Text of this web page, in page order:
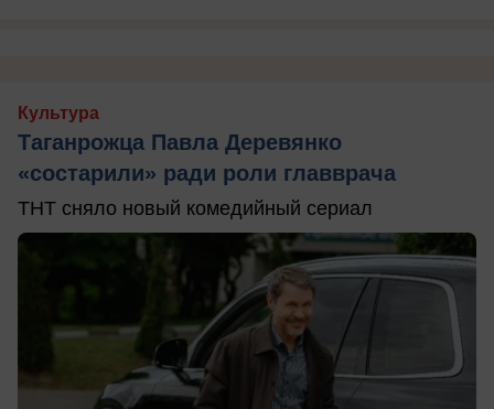
Культура
Таганрожца Павла Деревянко
«состарили» ради роли главврача
ТНТ сняло новый комедийный сериал